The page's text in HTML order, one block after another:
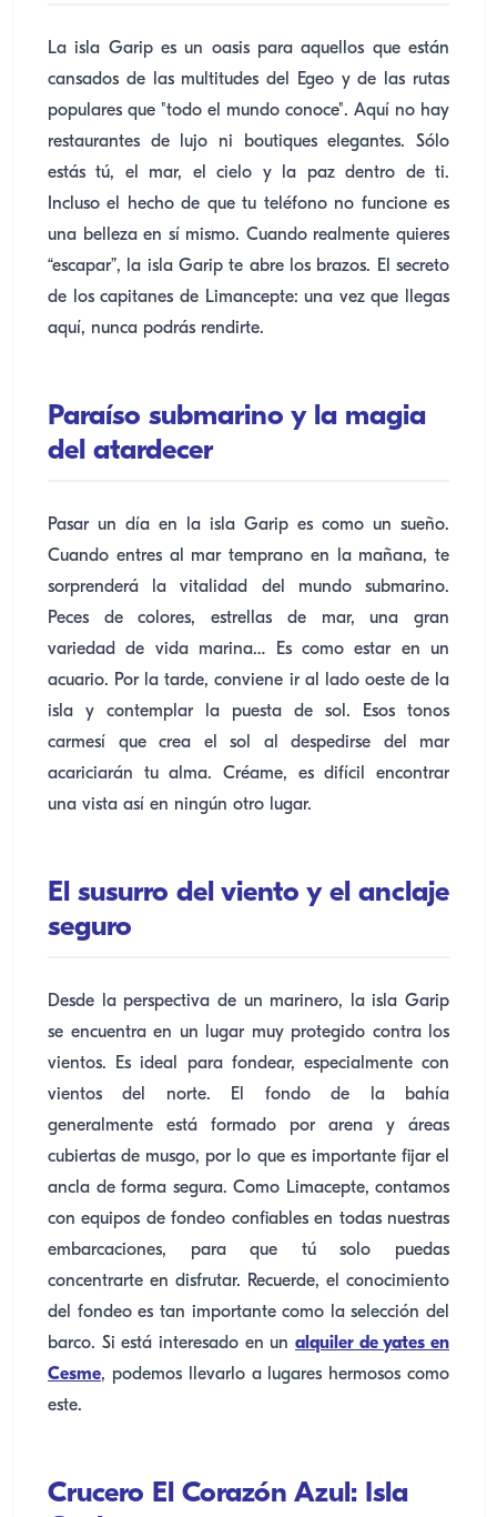
La isla Garip es un oasis para aquellos que están
cansados de las multitudes del Egeo y de las rutas
populares que "todo el mundo conoce". Aquí no hay
restaurantes de lujo ni boutiques elegantes. Sólo
estás tú, el mar, el cielo y la paz dentro de ti.
Incluso el hecho de que tu teléfono no funcione es
una belleza en sí mismo. Cuando realmente quieres
“escapar”, la isla Garip te abre los brazos. El secreto
de los capitanes de Limancepte: una vez que llegas
aquí, nunca podrás rendirte.
Paraíso submarino y la magia
del atardecer
Pasar un día en la isla Garip es como un sueño.
Cuando entres al mar temprano en la mañana, te
sorprenderá la vitalidad del mundo submarino.
Peces de colores, estrellas de mar, una gran
variedad de vida marina… Es como estar en un
acuario. Por la tarde, conviene ir al lado oeste de la
isla y contemplar la puesta de sol. Esos tonos
carmesí que crea el sol al despedirse del mar
acariciarán tu alma. Créame, es difícil encontrar
una vista así en ningún otro lugar.
El susurro del viento y el anclaje
seguro
Desde la perspectiva de un marinero, la isla Garip
se encuentra en un lugar muy protegido contra los
vientos. Es ideal para fondear, especialmente con
vientos del norte. El fondo de la bahía
generalmente está formado por arena y áreas
cubiertas de musgo, por lo que es importante fijar el
ancla de forma segura. Como Limacepte, contamos
con equipos de fondeo confiables en todas nuestras
embarcaciones, para que tú solo puedas
concentrarte en disfrutar. Recuerde, el conocimiento
del fondeo es tan importante como la selección del
barco. Si está interesado en un alquiler de yates en
Cesme, podemos llevarlo a lugares hermosos como
este.
Crucero El Corazón Azul: Isla